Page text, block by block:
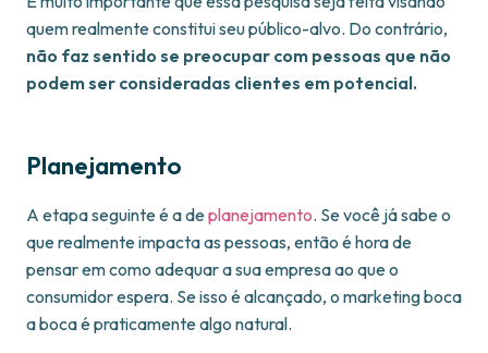
quem realmente constitui seu público-alvo. Do contrário,
não faz sentido se preocupar com pessoas que não
podem ser consideradas clientes em potencial.
Planejamento
A etapa seguinte é a deplanejamento. Se você já sabe o
que realmente impacta as pessoas, então é hora de
pensar em como adequar a sua empresa ao que o
consumidor espera. Se isso é alcançado, o marketing boca
a boca é praticamente algo natural.